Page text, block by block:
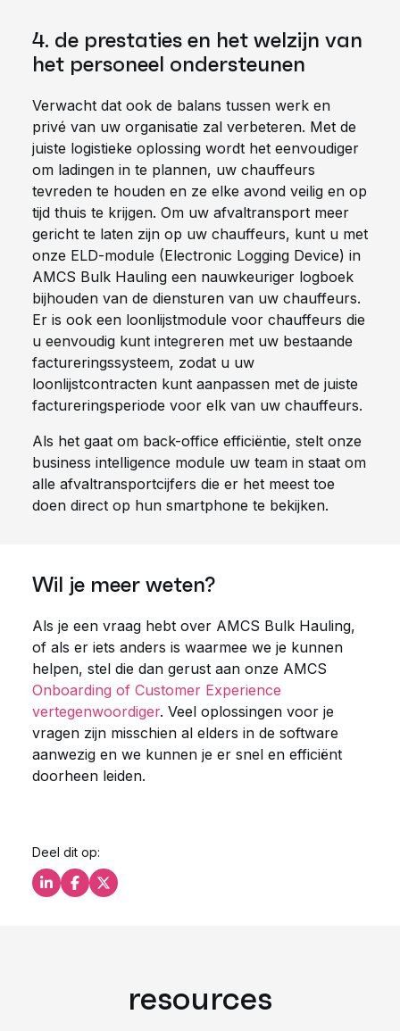
4. de prestaties en het welzijn van
het personeel ondersteunen
Verwacht dat ook de balans tussen werk en
privé van uw organisatie zal verbeteren. Met de
juiste logistieke oplossing wordt het eenvoudiger
om ladingen in te plannen, uw chauffeurs
tevreden te houden en ze elke avond veilig en op
tijd thuis te krijgen. Om uw afvaltransport meer
gericht te laten zijn op uw chauffeurs, kunt u met
onze ELD-module (Electronic Logging Device) in
AMCS Bulk Hauling een nauwkeuriger logboek
bijhouden van de diensturen van uw chauffeurs.
Er is ook een loonlijstmodule voor chauffeurs die
u eenvoudig kunt integreren met uw bestaande
factureringssysteem, zodat u uw
loonlijstcontracten kunt aanpassen met de juiste
factureringsperiode voor elk van uw chauffeurs.
Als het gaat om back-office efficiëntie, stelt onze
business intelligence module uw team in staat om
alle afvaltransportcijfers die er het meest toe
doen direct op hun smartphone te bekijken.
Wil je meer weten?
Als je een vraag hebt over AMCS Bulk Hauling,
of als er iets anders is waarmee we je kunnen
helpen, stel die dan gerust aan onze AMCS
Onboarding of Customer Experience
vertegenwoordiger. Veel oplossingen voor je
vragen zijn misschien al elders in de software
aanwezig en we kunnen je er snel en efficiënt
doorheen leiden.
Deel dit op:
Deel dit op LinkedIn
Deel dit op Facebook
Deel dit op X
resources